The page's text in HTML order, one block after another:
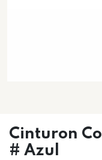
Cinturon
# Azul